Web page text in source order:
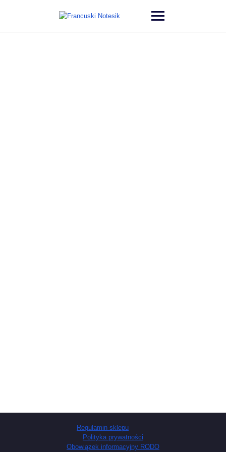
Regulamin sklepu
Polityka prywatności
Obowiązek informacyjny RODO